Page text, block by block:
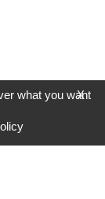
X
what you want